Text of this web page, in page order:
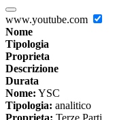
www.youtube.com
Nome
Tipologia
Proprieta
Descrizione
Durata
Nome: YSC
Tipologia: analitico
Proprieta: Terze Parti